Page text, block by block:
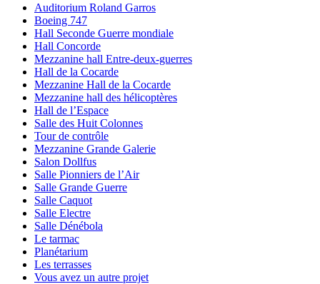
Auditorium Roland Garros
Boeing 747
Hall Seconde Guerre mondiale
Hall Concorde
Mezzanine hall Entre-deux-guerres
Hall de la Cocarde
Mezzanine Hall de la Cocarde
Mezzanine hall des hélicoptères
Hall de l’Espace
Salle des Huit Colonnes
Tour de contrôle
Mezzanine Grande Galerie
Salon Dollfus
Salle Pionniers de l’Air
Salle Grande Guerre
Salle Caquot
Salle Electre
Salle Dénébola
Le tarmac
Planétarium
Les terrasses
Vous avez un autre projet